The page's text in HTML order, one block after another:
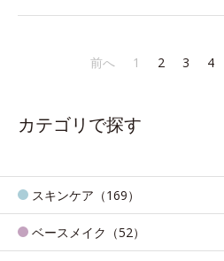
前へ 1 2 3 4
カテゴリで探す
スキンケア（169）
ベースメイク（52）